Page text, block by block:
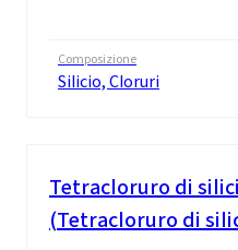
Composizione
Silicio, Cloruri
Tetracloruro di
(Tetracloruro di